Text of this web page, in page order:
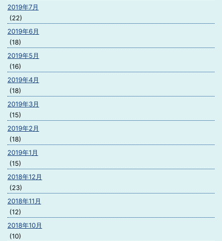
2019年7月
(22)
2019年6月
(18)
2019年5月
(16)
2019年4月
(18)
2019年3月
(15)
2019年2月
(18)
2019年1月
(15)
2018年12月
(23)
2018年11月
(12)
2018年10月
(10)